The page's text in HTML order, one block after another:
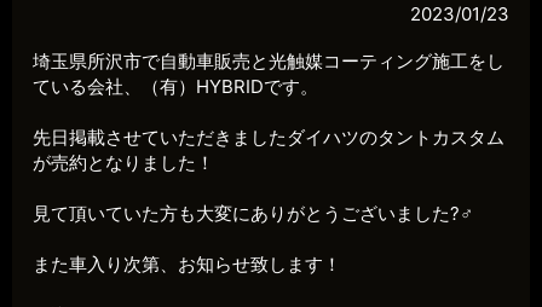
2023/01/23
埼玉県所沢市で自動車販売と光触媒コーティング施工をし
ている会社、（有）HYBRIDです。
先日掲載させていただきましたダイハツのタントカスタム
が売約となりました！
見て頂いていた方も大変にありがとうございました?‍♂️
また車入り次第、お知らせ致します！